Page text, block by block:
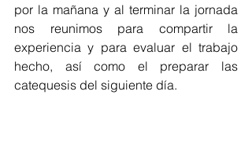
por la mañana y al terminar la jornada
nos reunimos para compartir la
experiencia y para evaluar el trabajo
hecho, así como el preparar las
catequesis del siguiente día.